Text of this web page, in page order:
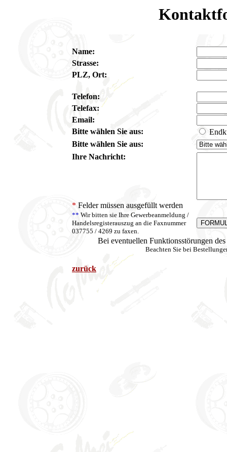
Name:
Strasse:
PLZ, Ort:
Telefon:
Telefax:
Email:
Bitte wählen Sie aus:
Bitte wählen Sie aus:
Ihre Nachricht:
* Felder müssen ausgefüllt werden
** Wir bitten sie Ihre Gewerbeanmeldung /
Handelsregisterauszug an die Faxnummer
037755 / 4269 zu faxen.
Bei eventuellen Funktionsstörungen
Beachten Sie bei
zurück